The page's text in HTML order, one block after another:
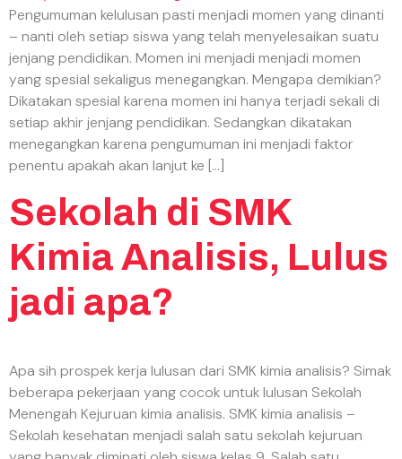
Pengumuman kelulusan pasti menjadi momen yang dinanti
– nanti oleh setiap siswa yang telah menyelesaikan suatu
jenjang pendidikan. Momen ini menjadi menjadi momen
yang spesial sekaligus menegangkan. Mengapa demikian?
Dikatakan spesial karena momen ini hanya terjadi sekali di
setiap akhir jenjang pendidikan. Sedangkan dikatakan
menegangkan karena pengumuman ini menjadi faktor
penentu apakah akan lanjut ke […]
Sekolah di SMK
Kimia Analisis, Lulus
jadi apa?
Apa sih prospek kerja lulusan dari SMK kimia analisis? Simak
beberapa pekerjaan yang cocok untuk lulusan Sekolah
Menengah Kejuruan kimia analisis. SMK kimia analisis –
Sekolah kesehatan menjadi salah satu sekolah kejuruan